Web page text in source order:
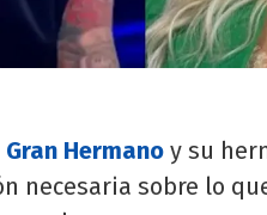
Gran Hermano y su
necesaria sobre lo